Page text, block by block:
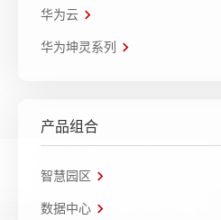
华为云
华为坤灵系列
产品组合
智慧园区
数据中心